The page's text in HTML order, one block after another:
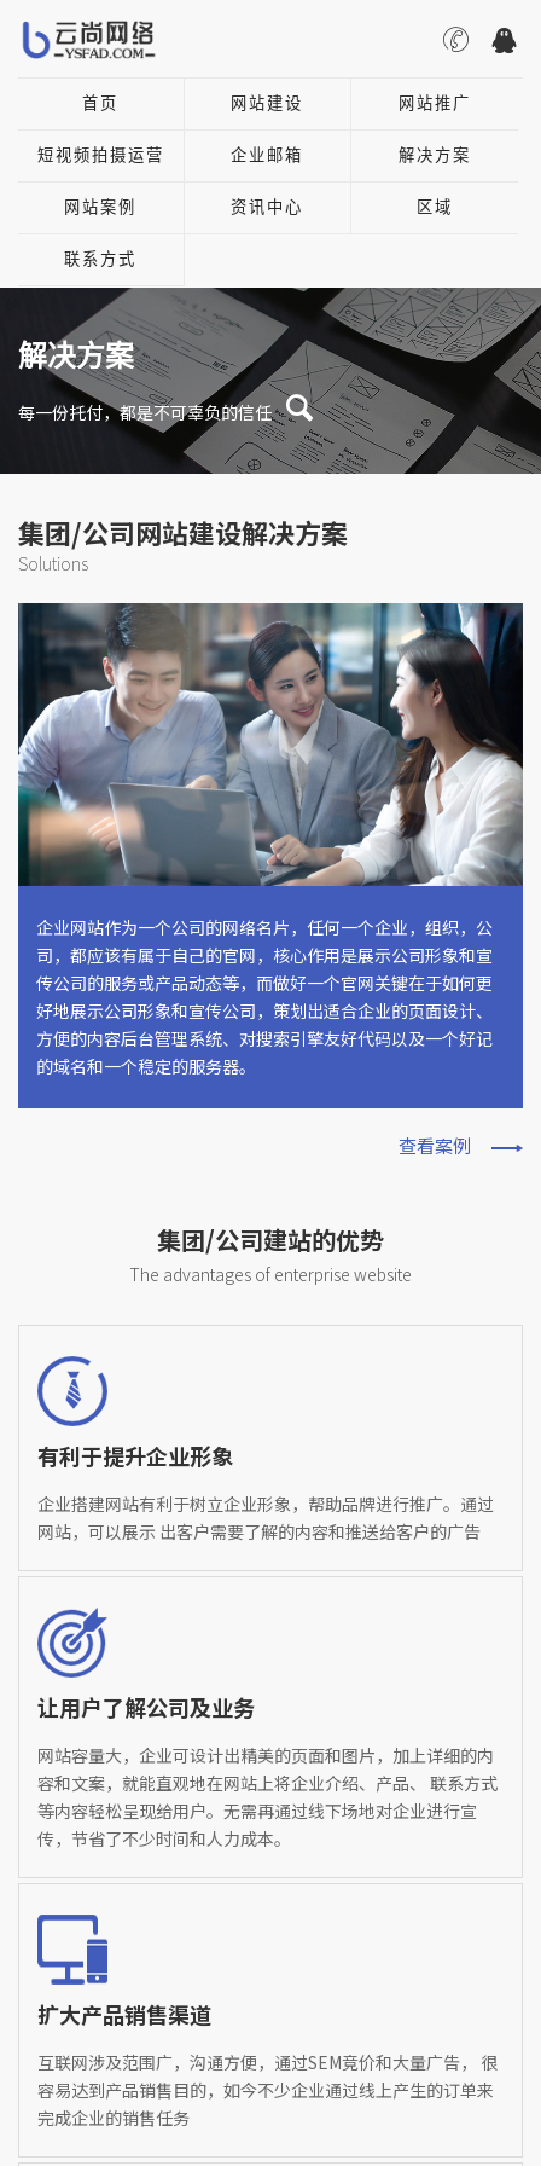
首页 网站建设 网站推广
短视频拍摄运营 企业邮箱 解决方案
网站案例 资讯中心 区域
联系方式
解决方案
每一份托付，都是不可辜负的信任
集团/公司网站建设解决方案
Solutions
企业网站作为一个公司的网络名片，任何一个企业，组织，公
司，都应该有属于自己的官网，核心作用是展示公司形象和宣
传公司的服务或产品动态等，而做好一个官网关键在于如何更
好地展示公司形象和宣传公司，策划出适合企业的页面设计、
方便的内容后台管理系统、对搜索引擎友好代码以及一个好记
的域名和一个稳定的服务器。
查看案例
集团/公司建站的优势
The advantages of enterprise website
有利于提升企业形象
企业搭建网站有利于树立企业形象，帮助品牌进行推广。通过
网站，可以展示 出客户需要了解的内容和推送给客户的广告
让用户了解公司及业务
网站容量大，企业可设计出精美的页面和图片，加上详细的内
容和文案，就能直观地在网站上将企业介绍、产品、 联系方式
等内容轻松呈现给用户。无需再通过线下场地对企业进行宣
传，节省了不少时间和人力成本。
扩大产品销售渠道
互联网涉及范围广，沟通方便，通过SEM竞价和大量广告， 很
容易达到产品销售目的，如今不少企业通过线上产生的订单来
完成企业的销售任务